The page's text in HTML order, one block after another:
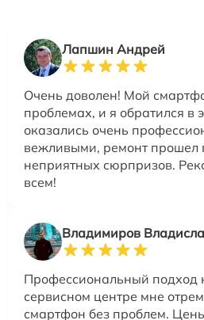
Лапшин Андрей
Очень доволен! Мой
проблемах, и я обратился в
оказались очень
вежливыми, ремонт прошел
неприятных сюрпризов.
всем!
Владимиров
Профессиональный подход
сервисном центре мне
смартфон без проблем.